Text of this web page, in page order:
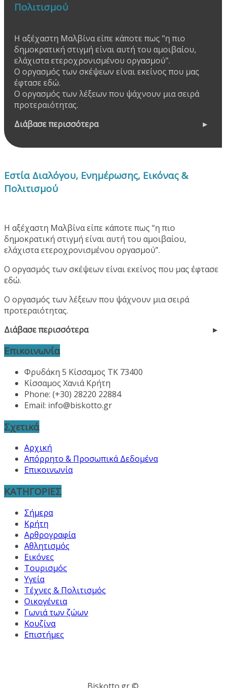
Πολιτισμού
Η αξέχαστη Μαλβίνα είπε κάποτε πως "η πιο
δημοκρατική στιγμή είναι αυτή του αμοιβαίου,
ελάχιστα ετεροχρονισμένου οργασμού".
Ο οργασμός των σκέψεων είναι εκείνος που μας
έφτασε εδώ.
Ο οργασμός των λέξεων που ψάχνουν μια σειρά
προτεραιότητας.
Διάβασε περισσότερα
Εστία Διαλόγου, Ενημέρωσης, Εικόνας &
Πολιτισμού
Η αξέχαστη Μαλβίνα είπε κάποτε πως “η πιο
δημοκρατική στιγμή είναι αυτή του αμοιβαίου,
ελάχιστα ετεροχρονισμένου οργασμού”.
Ο οργασμός των σκέψεων είναι εκείνος που μας έφτασε
εδώ.
Ο οργασμός των λέξεων που ψάχνουν μια σειρά
προτεραιότητας.
Διάβασε περισσότερα
Επικοινωνία
Φρυδάκη 5 Κίσσαμος ΤΚ 73400
Κίσσαμος Χανιά Κρήτη
Phone: (+30) 28220 22884
Email: info@biskotto.gr
Σχετικά
Αρχική
Απόρρητο & Προσωπικά Δεδομένα
Επικοινωνία
ΚΑΤΗΓΟΡΙΕΣ
Σήμερα
Κρήτη
Αρθρογραφία
Αθλητισμός
Εικόνες
Τουρισμός
Υγεία
Τέχνες & Πολιτισμός
Οικογένεια
Γωνιά των ζώων
Κουζίνα
Επιστήμες